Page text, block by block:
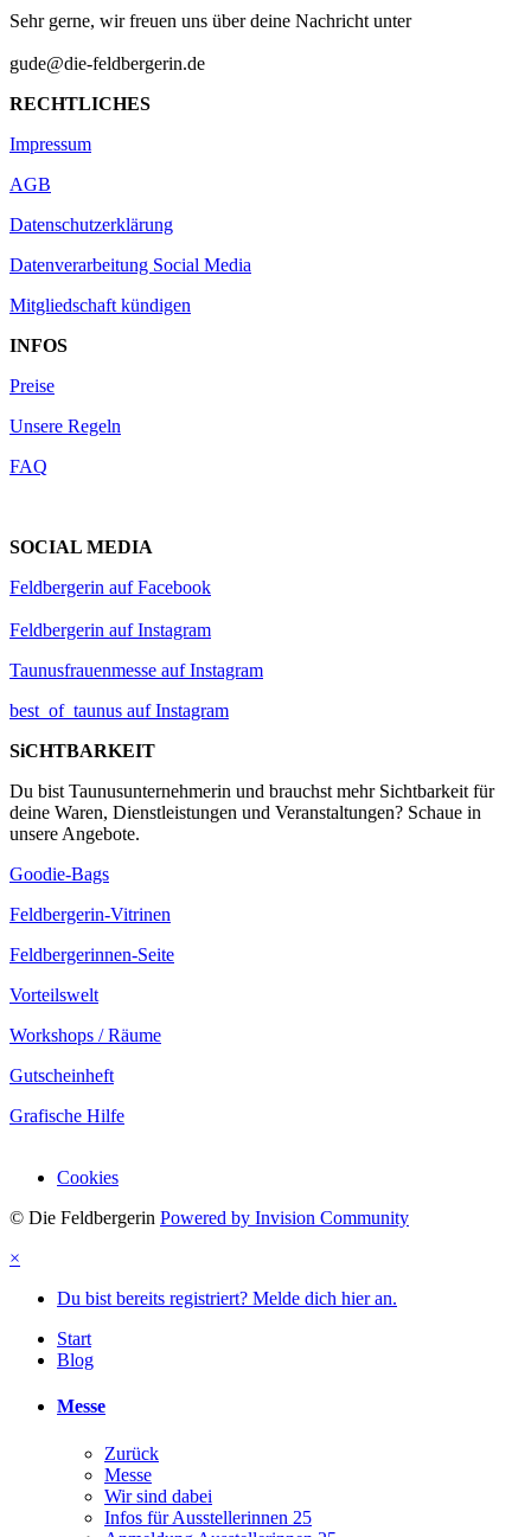
Sehr gerne, wir freuen uns über deine Nachricht unter
gude@die-feldbergerin.de
RECHTLICHES
Impressum
AGB
Datenschutzerklärung
Datenverarbeitung Social Media
Mitgliedschaft kündigen
INFOS
Preise
Unsere Regeln
FAQ
SOCIAL MEDIA
Feldbergerin auf Facebook
Feldbergerin auf Instagram
Taunusfrauenmesse auf Instagram
best_of_taunus auf Instagram
SiCHTBARKEIT
Du bist Taunusunternehmerin und brauchst mehr Sichtbarkeit für
deine Waren, Dienstleistungen und Veranstaltungen? Schaue in
unsere Angebote.
Goodie-Bags
Feldbergerin-Vitrinen
Feldbergerinnen-Seite
Vorteilswelt
Workshops / Räume
Gutscheinheft
Grafische Hilfe
Cookies
© Die Feldbergerin Powered by Invision Community
×
Du bist bereits registriert? Melde dich hier an.
Start
Blog
Messe
Zurück
Messe
Wir sind dabei
Infos für Ausstellerinnen 25